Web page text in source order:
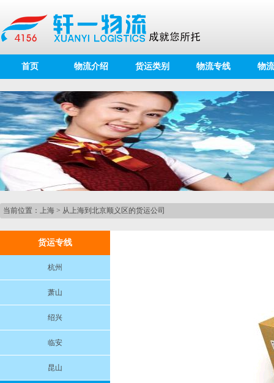
首页 物流介绍 货运类别 物流专线 物
当前位置： 上海 > 从上海到北京顺义区的货运公司
货运专线
杭州
萧山
绍兴
临安
昆山